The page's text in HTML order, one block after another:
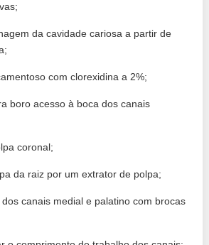
da cavidade cariosa a partir de
com clorexidina a 2%;
boro acesso à boca dos canais
coronal;
da raiz por um extrator de polpa;
canais medial e palatino com brocas